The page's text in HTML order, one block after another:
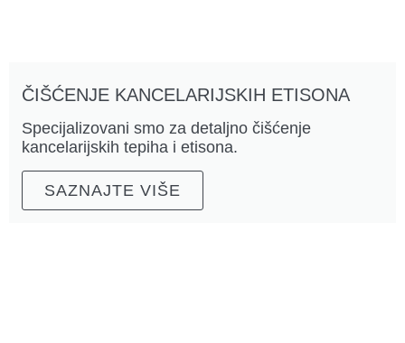
ČIŠĆENJE KANCELARIJSKIH ETISONA
Specijalizovani smo za detaljno čišćenje
kancelarijskih tepiha i etisona.
SAZNAJTE VIŠE